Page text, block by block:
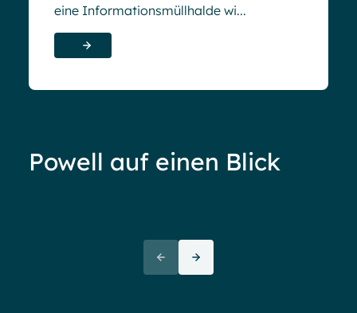
eine Informationsmüllhalde wi...
Powell auf einen Blick
72+